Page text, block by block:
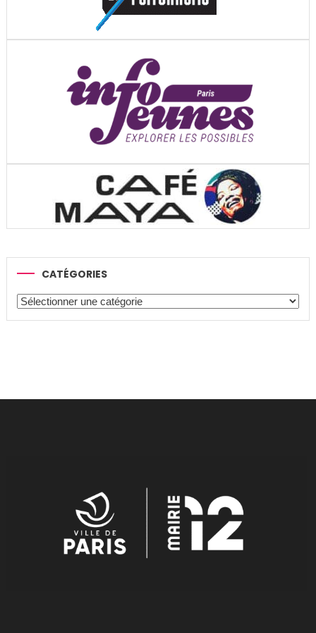
CATÉGORIES
Catégories